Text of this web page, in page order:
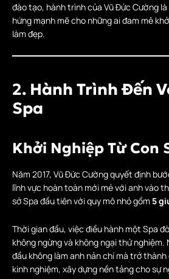
đào tạo, hành trình của Vũ Đức Cường
hứng mạnh mẽ cho những ai đam mê
làm đẹp.
2. Hành Trình Đến
Spa
Khởi Nghiệp Từ Con
Năm 2017, Vũ Đức Cường quyết định
lĩnh vực hoàn toàn mới mẻ với anh vào
sở Spa đầu tiên với quy mô nhỏ gồm 5
Thời gian đầu, việc điều hành một Spa
không ngừng và không ngại thử nghiệm.
đầu không làm anh nản chí mà trở
kinh nghiệm, xây dựng nền tảng cho sự